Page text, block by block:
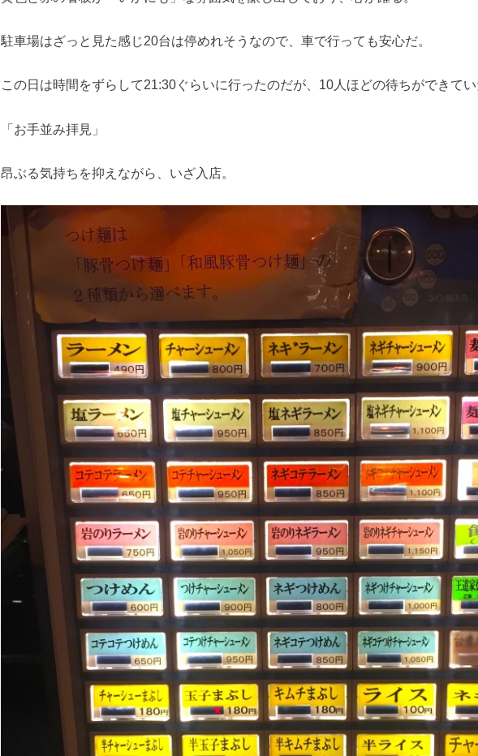
駐車場はざっと見た感じ20台は停めれそうなので、車で行っても安心だ。
この日は時間をずらして21:30ぐらいに行ったのだが、10人ほどの待ちができて
「お手並み拝見」
昂ぶる気持ちを抑えながら、いざ入店。